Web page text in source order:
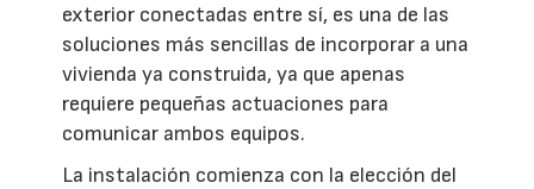
exterior conectadas entre sí, es una de las
soluciones más sencillas de incorporar a una
vivienda ya construida, ya que apenas
requiere pequeñas actuaciones para
comunicar ambos equipos.
La instalación comienza con la elección del